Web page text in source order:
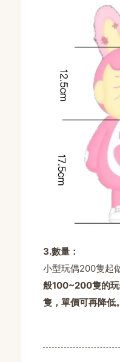
3.數量：
小型玩偶200隻起
般100~200隻的
隻，單價可再降低。